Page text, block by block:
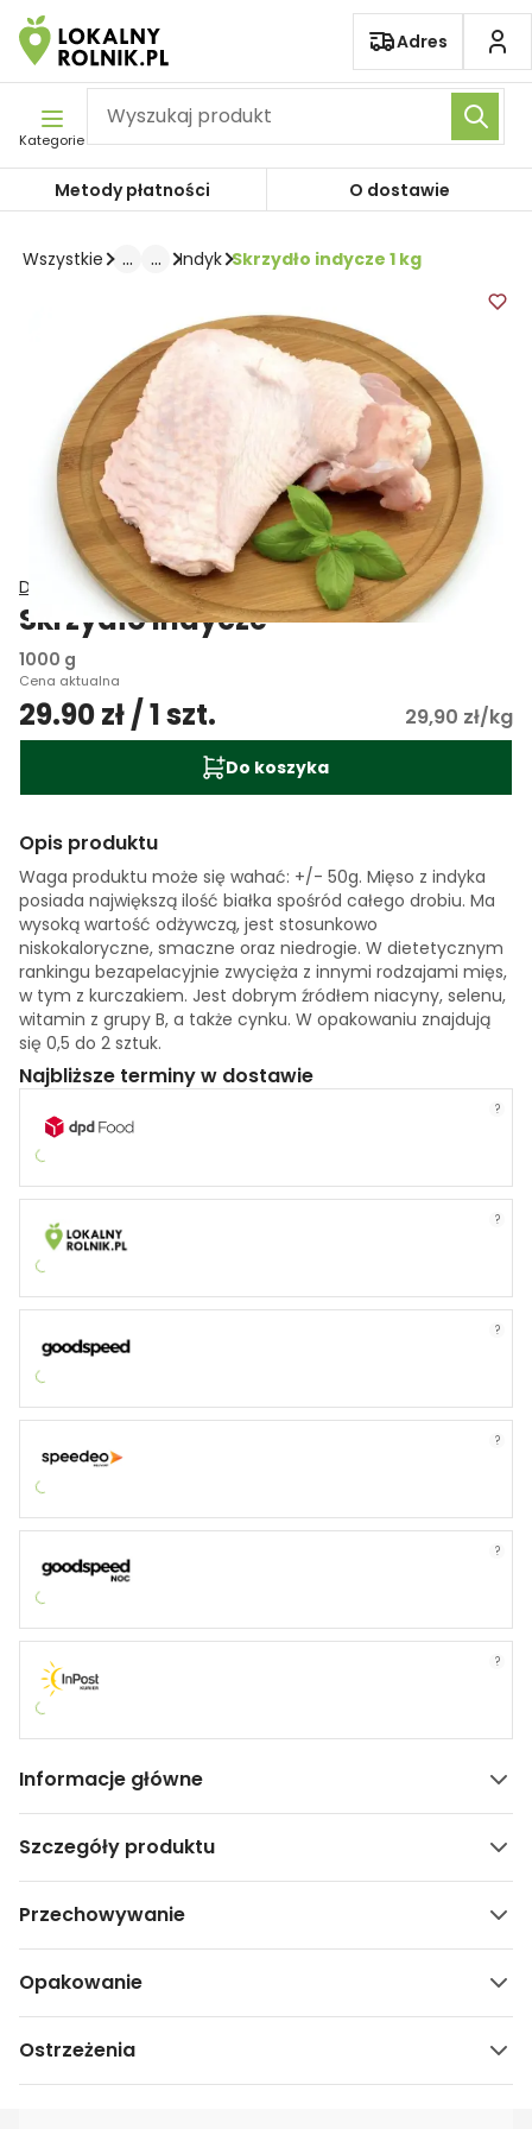
Pomiń nawigację
Adres
Kategorie
Metody płatności O dostawie
Wszystkie ... ... Indyk Skrzydło indycze 1 kg
Delikatesy Smakosza
Skrzydło indycze
1000 g
Cena aktualna
29.90 zł / 1 szt. 29,90 zł/kg
Do koszyka
Opis produktu
Waga produktu może się wahać: +/- 50g. Mięso z indyka
posiada największą ilość białka spośród całego drobiu. Ma
wysoką wartość odżywczą, jest stosunkowo
niskokaloryczne, smaczne oraz niedrogie. W dietetycznym
rankingu bezapelacyjnie zwycięża z innymi rodzajami mięs,
w tym z kurczakiem. Jest dobrym źródłem niacyny, selenu,
witamin z grupy B, a także cynku. W opakowaniu znajdują
się 0,5 do 2 sztuk.
Najbliższe terminy w dostawie
?
?
?
?
?
?
Informacje główne
Szczegóły produktu
Przechowywanie
Opakowanie
Ostrzeżenia